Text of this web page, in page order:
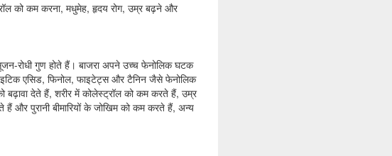
को कम करना, मधुमेह, हृदय रोग, उम्र बढ़ने और
रोधी गुण होते हैं। बाजरा अपने उच्च फेनोलिक घटक
एसिड, फिनोल, फाइटेट्स और टैनिन जैसे फेनोलिक
बढ़ावा देते हैं, शरीर में कोलेस्ट्रॉल को कम करते हैं, उम्र
और पुरानी बीमारियों के जोखिम को कम करते हैं, अन्य